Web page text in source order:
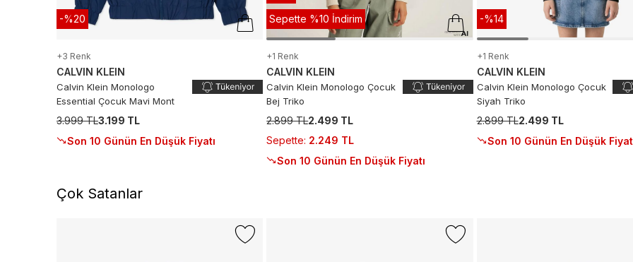
-%20
+3 Renk
CALVIN KLEIN
Calvin Klein Monologo
Essential Çocuk Mavi Mont
3.999 TL3.199 TL
Son 10 Günün En Düşük Fiyatı
Sepette %10 İndirim
+1 Renk
CALVIN KLEIN
Calvin Klein Monologo Çocuk
Bej Triko
2.899 TL2.499 TL
Sepette: 2.249 TL
Son 10 Günün En Düşük Fiyatı
-%14
+1 Renk
CALVIN KLEIN
Calvin Klein Monologo Çocuk
Siyah Triko
2.899 TL2.499 TL
Son 10 Günün En Düşük
Çok Satanlar